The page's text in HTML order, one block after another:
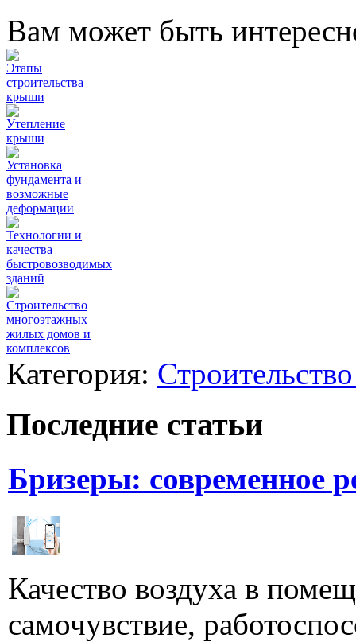
Вам может быть
Этапы
строительства
крыши
Утепление
крыши
Установка
фундамента и
возможные
деформации
Технологии и
качества
быстровозводимых
зданий
Строительство
многоэтажных
жилых домов и
комплексов
Категория:
Последние статьи
Бризеры: современное
Качество воздуха в
самочувствие,